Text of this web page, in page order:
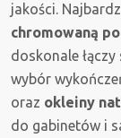
jakości.
chromowaną
doskonale
wybór
oraz okleiny
do gabinetów i